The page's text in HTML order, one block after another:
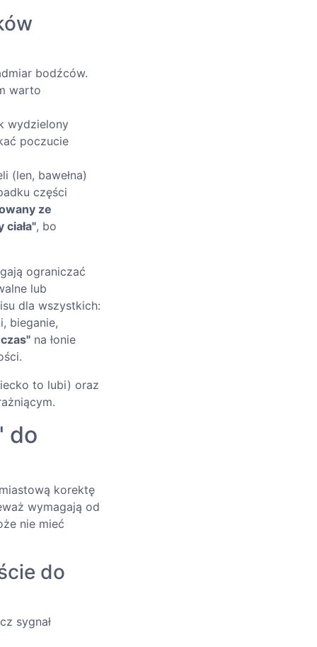
bodźców.
warto
wydzielony
poczucie
(len, bawełna)
części
ze
, bo
ograniczać
lub
dla wszystkich:
bieganie,
na łonie
to lubi) oraz
do
korektę
wymagają od
nie mieć
do
sygnał